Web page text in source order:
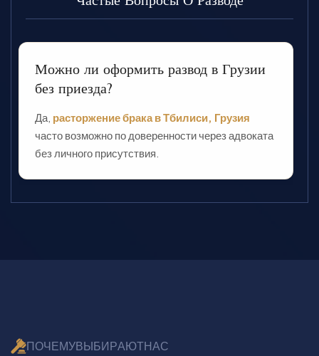
Можно ли оформить развод в Грузии
без приезда?
Да, расторжение брака в Тбилиси, Грузия
часто возможно по доверенности через адвоката
без личного присутствия.
ПОЧЕМУВЫБИРАЮТНАС